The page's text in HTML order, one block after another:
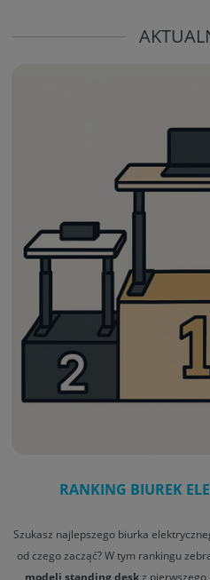
RANKING BIUREK
Szukasz najlepszego biurka
od czego zacząć? W tym rankingu